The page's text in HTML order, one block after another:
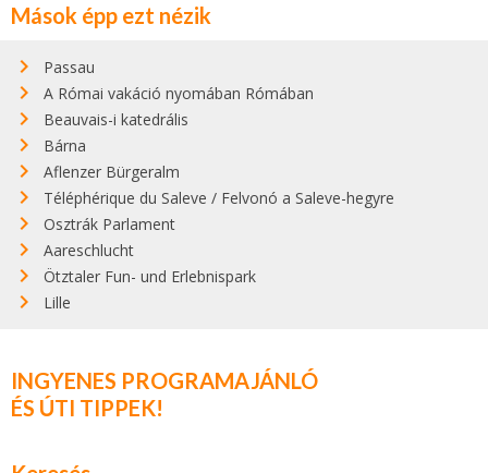
Mások épp ezt nézik
Passau
A Római vakáció nyomában Rómában
Beauvais-i katedrális
Bárna
Aflenzer Bürgeralm
Téléphérique du Saleve / Felvonó a Saleve-hegyre
Osztrák Parlament
Aareschlucht
Ötztaler Fun- und Erlebnispark
Lille
INGYENES PROGRAMAJÁNLÓ
ÉS ÚTI TIPPEK!